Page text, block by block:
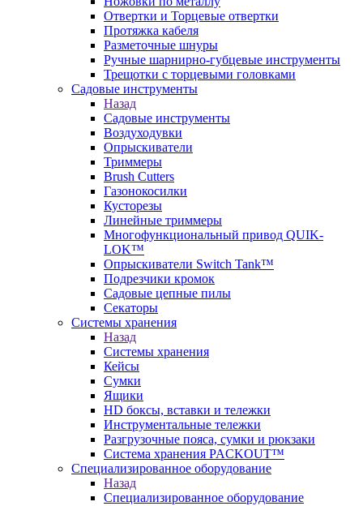
Отвертки и Торцевые отвертки
Протяжка кабеля
Разметочные шнуры
Ручные шарнирно-губцевые инструменты
Трещотки с торцевыми головками
Садовые инструменты
Назад
Садовые инструменты
Воздуходувки
Опрыскиватели
Триммеры
Brush Cutters
Газонокосилки
Кусторезы
Линейные триммеры
Многофункциональный привод QUIK-
LOK™
Опрыскиватели Switch Tank™
Подрезчики кромок
Садовые цепные пилы
Секаторы
Системы хранения
Назад
Системы хранения
Кейсы
Сумки
Ящики
HD боксы, вставки и тележки
Инструментальные тележки
Разгрузочные пояса, сумки и рюкзаки
Система хранения PACKOUT™
Специализированное оборудование
Назад
Специализированное оборудование